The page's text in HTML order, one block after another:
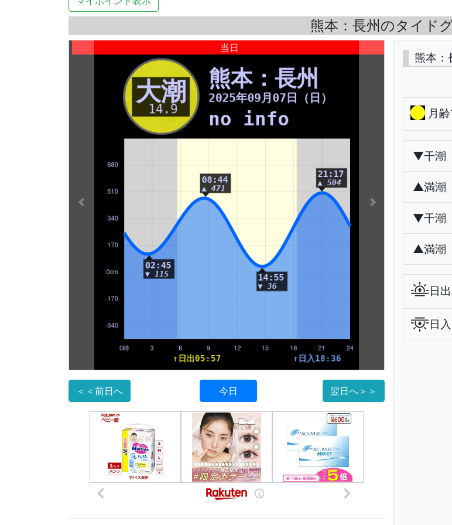
熊本：長州のタイド
当日
＜＜前日へ 今日 翌日へ＞＞
熊本：
月
▼干
▲満
▼干
▲満
日
日